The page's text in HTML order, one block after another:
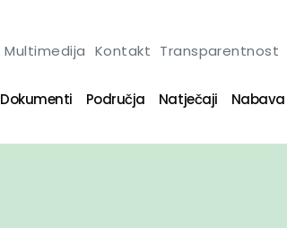
Multimedija Kontakt Transparentnost
Dokumenti Područja Natječaji Nabava